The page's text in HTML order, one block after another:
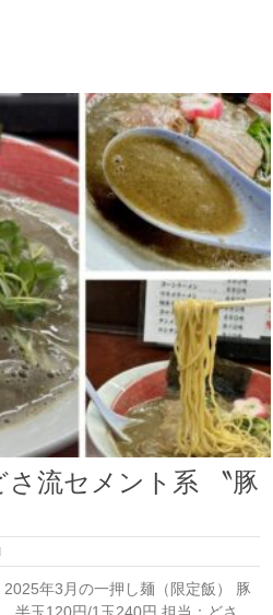
さ流セメント系 〝豚
年3月の一押し麺（限定飯） 豚